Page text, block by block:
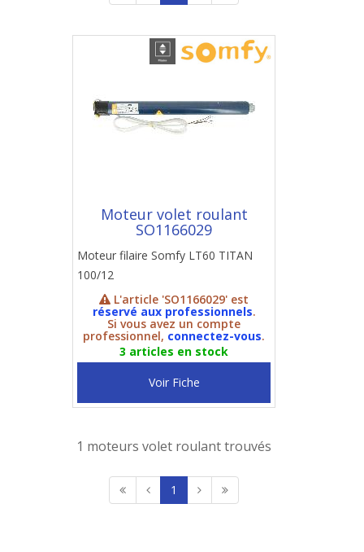
Moteur volet roulant
SO1166029
Moteur filaire Somfy LT60 TITAN
100/12
L'article 'SO1166029' est
réservé aux professionnels.
Si vous avez un compte
professionnel, connectez-vous.
3 articles en stock
Voir Fiche
1 moteurs volet roulant trouvés
1